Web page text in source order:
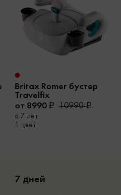
Britax Romer бустер
Travelfix
от 8990
10990
с 7 лет
1 цвет
7 дней